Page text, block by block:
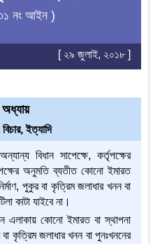
নং আইন )
[ ২৯ জুলাই, ২০১৮ ]
ইত্যাদি
বিধান সাপেক্ষে, কর্তৃপক্ষের
অনুমতি ব্যতীত কোনো ইমারত
পুকুর বা কৃত্রিম জলাধার খনন বা
কাটা যাইবে না।
এলাকায় কোনো ইমারত বা স্থাপনা
বা কৃত্রিম জলাধার খনন বা পুনঃখননের